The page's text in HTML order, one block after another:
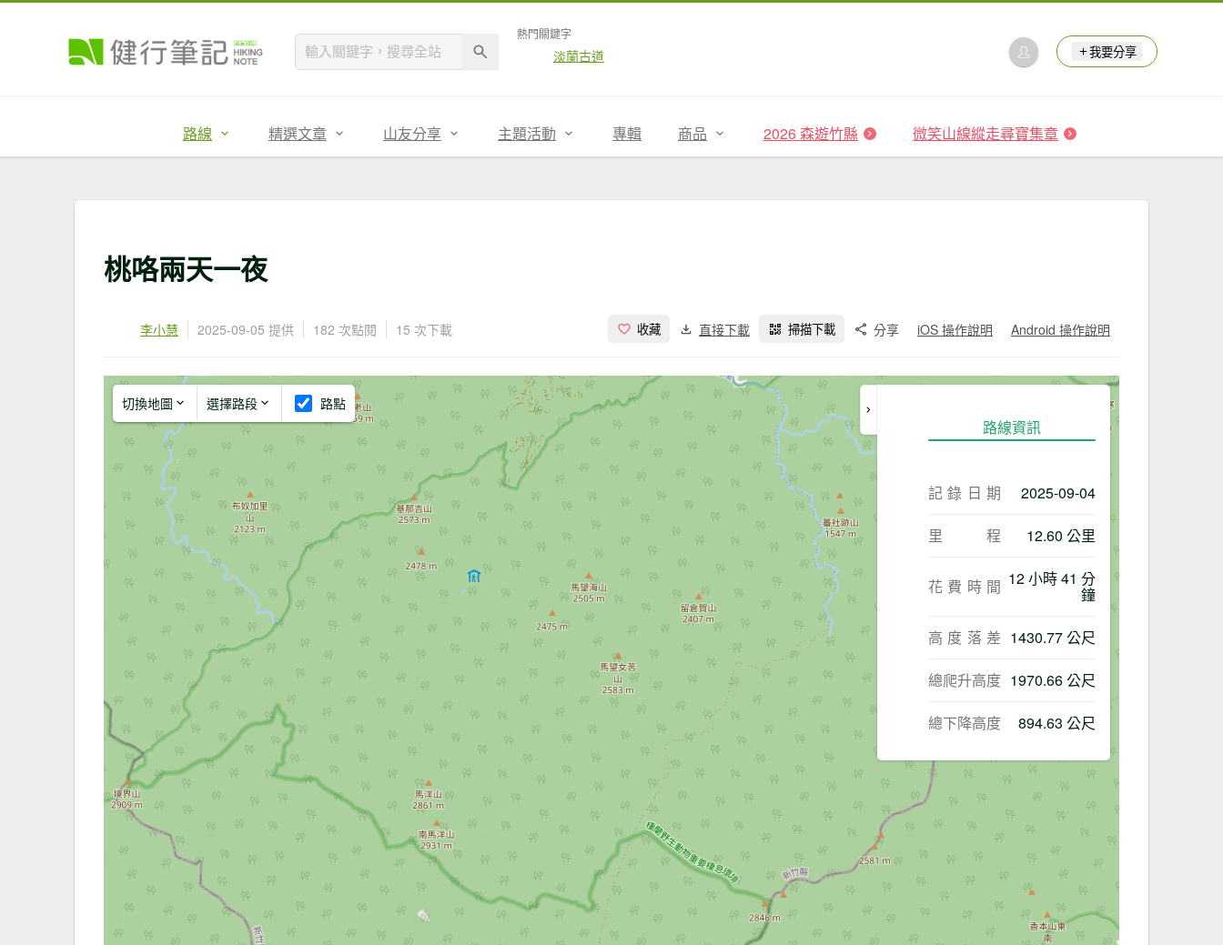
熱門關鍵字
淡蘭古道 我要分享
路線 精選文章 山友分享 主題活動 專輯 商品 2026 森遊竹縣 微笑山線縱走尋寶集章
桃咯兩天一夜
李小慧 2025-09-05 提供 182 次點閱 15 次下載 收藏 直接下載 掃描下載 分享 iOS 操作說明 Android 操作說明
切換地圖 選擇路段 路點
路線資訊
記錄日期 2025-09-04
里程 12.60 公里
花費時間 12 小時 41 分
鐘
高度落差 1430.77 公尺
總爬升高度 1970.66 公尺
總下降高度 894.63 公尺